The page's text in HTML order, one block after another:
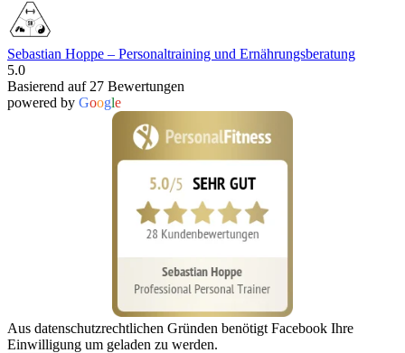
Sebastian Hoppe – Personaltraining und Ernährungsberatung
5.0
Basierend auf 27 Bewertungen
powered by Google
Aus datenschutzrechtlichen Gründen benötigt Facebook Ihre
Einwilligung um geladen zu werden.